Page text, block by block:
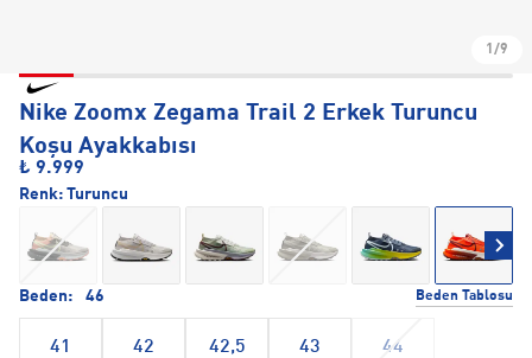
1/9
Nike Zoomx Zegama Trail 2 Erkek Turuncu
Koşu Ayakkabısı
₺ 9.999
Beden: 46 Beden Tablosu
41 42 42,5 43 44
Renk: Turuncu